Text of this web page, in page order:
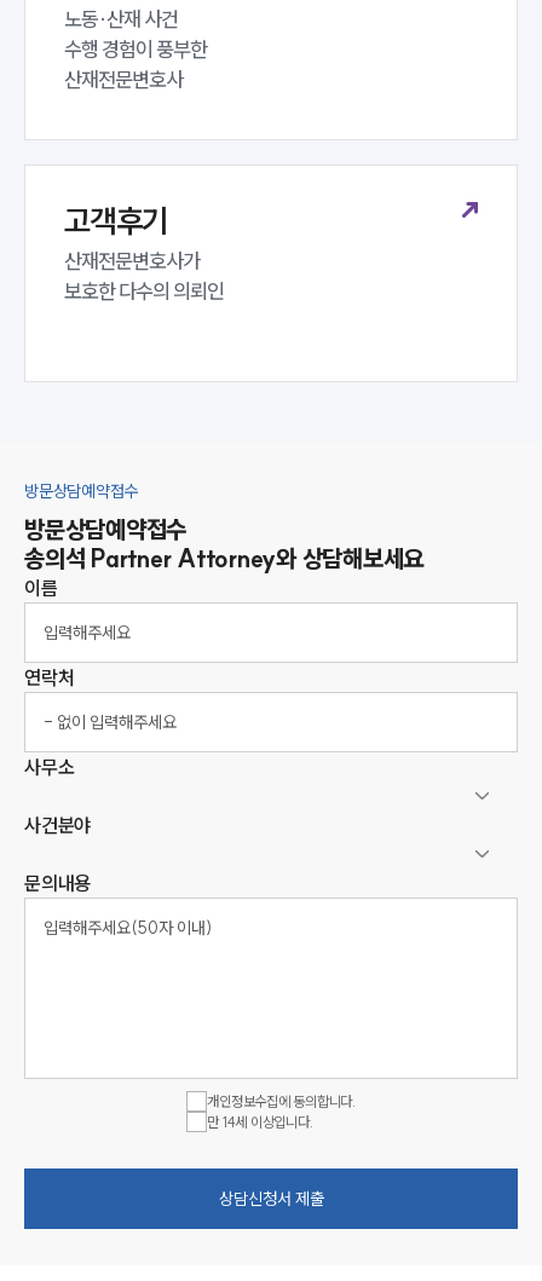
노동·산재 사건
수행 경험이 풍부한
산재전문변호사
고객후기
산재전문변호사가
보호한 다수의 의뢰인
방문상담예약접수
방문상담예약접수
송의석 Partner Attorney와 상담해보세요
이름
연락처
사무소
사건분야
문의내용
개인정보수집에 동의합니다.
만 14세 이상입니다.
상담신청서 제출